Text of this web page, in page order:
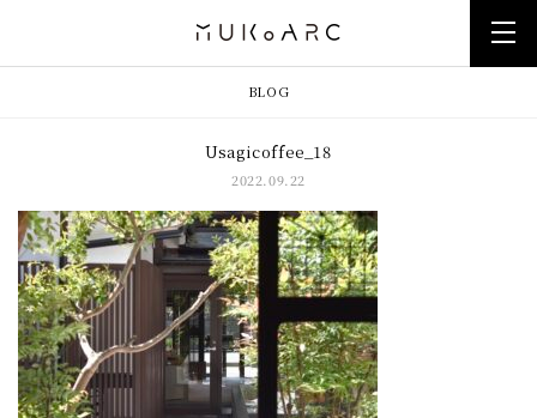
BLOG
Usagicoffee_18
2022.09.22